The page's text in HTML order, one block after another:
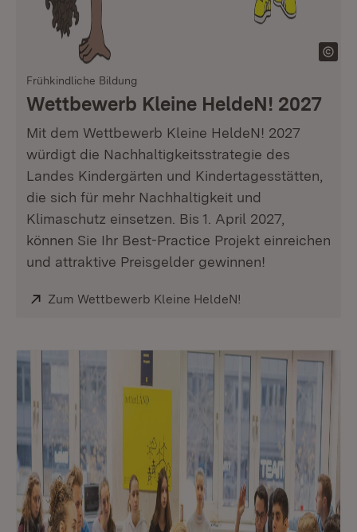
Frühkindliche Bildung
Wettbewerb Kleine HeldeN! 2027
Mit dem Wettbewerb Kleine HeldeN! 2027
würdigt die Nachhaltigkeitsstrategie des
Landes Kindergärten und Kindertagesstätten,
die sich für mehr Nachhaltigkeit und
Klimaschutz einsetzen. Bis 1. April 2027,
können Sie Ihr Best-Practice Projekt einreichen
und attraktive Preisgelder gewinnen!
Extern:
Zum Wettbewerb Kleine HeldeN!